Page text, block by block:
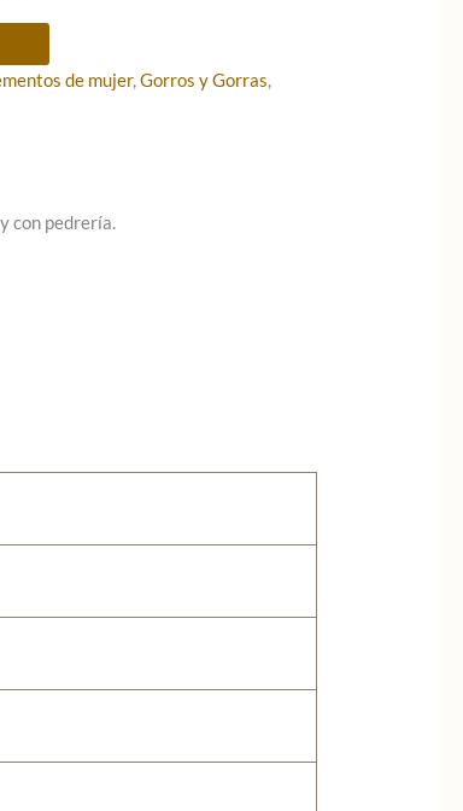
de mujer,Gorros y Gorras,
con pedrería.